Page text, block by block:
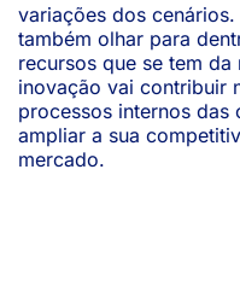
variações dos
também olhar para
recursos que se tem
inovação vai contribuir
processos internos das
ampliar a sua
mercado.